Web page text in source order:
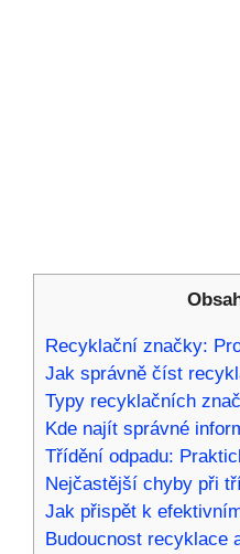
Recyklační značky:
Jak správně číst
Typy recyklačních
Kde najít správné
Třídění odpadu:
Nejčastější chyby při
Jak přispět k
Budoucnost recyklace